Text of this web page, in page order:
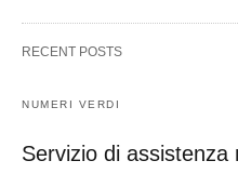
RECENT POSTS
NUMERI VERDI
Servizio di assistenza